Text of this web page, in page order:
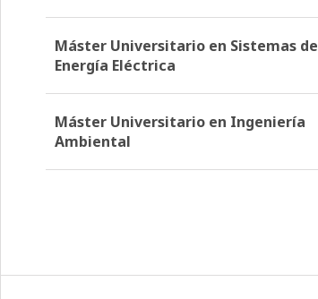
Máster Universitario en Sistemas de
Energía Eléctrica
Máster Universitario en Ingeniería
Ambiental